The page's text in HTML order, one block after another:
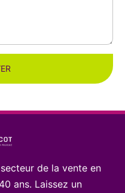
de la vente en
ans. Laissez un